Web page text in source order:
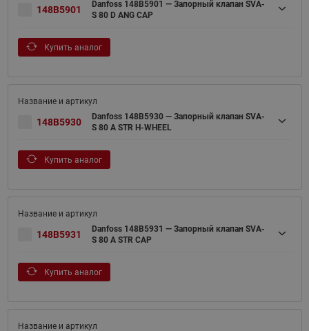
148B5901
Danfoss 148B5901 — Запорный клапан SVA-
S 80 D ANG CAP
Купить аналог
148B5930
Danfoss 148B5930 — Запорный клапан SVA-
S 80 A STR H-WHEEL
Купить аналог
148B5931
Danfoss 148B5931 — Запорный клапан SVA-
S 80 A STR CAP
Купить аналог